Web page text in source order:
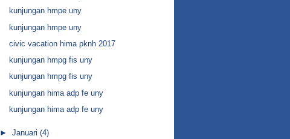
kunjungan hmpe uny
kunjungan hmpe uny
civic vacation hima pknh 2017
kunjungan hmpg fis uny
kunjungan hmpg fis uny
kunjungan hima adp fe uny
kunjungan hima adp fe uny
► Januari (4)